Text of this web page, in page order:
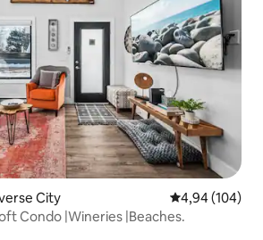
City 4,94 de uma
4,94 (104)
Condo |Wineries |Beaches.